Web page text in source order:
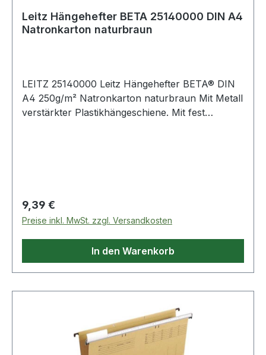
Leitz Hängehefter BETA 25140000 DIN A4
Natronkarton naturbraun
LEITZ 25140000 Leitz Hängehefter BETA® DIN
A4 250g/m² Natronkarton naturbraun Mit Metall
verstärkter Plastikhängeschiene. Mit fest
Regulärer Preis:
9,39 €
Preise inkl. MwSt. zzgl. Versandkosten
In den Warenkorb